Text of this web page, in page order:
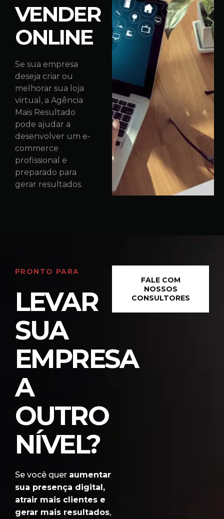
VENDER
ONLINE
Se sua empresa
deseja criar ou
melhorar sua loja
virtual, a Agência
Mais Resultado
pode ajudar a
desenvolver um e-
commerce
profissional e
preparado para
gerar resultados.
PRONTO PARA
LEVAR
SUA
EMPRESA
A
OUTRO
NÍVEL?
Se você quer aumentar
sua presença digital,
atrair mais clientes e
gerar mais resultados,
FALE COM
NOSSOS
CONSULTORES